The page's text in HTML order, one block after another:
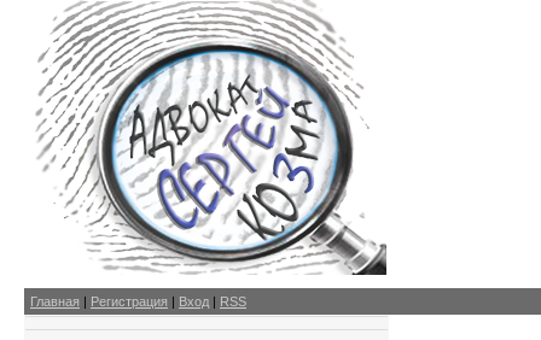
Главная | Регистрация | Вход | RSS